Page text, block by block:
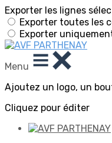
Exporter les lignes
Exporter toutes les
Exporter
Menu
Ajoutez un logo, un
Cliquez pour éditer